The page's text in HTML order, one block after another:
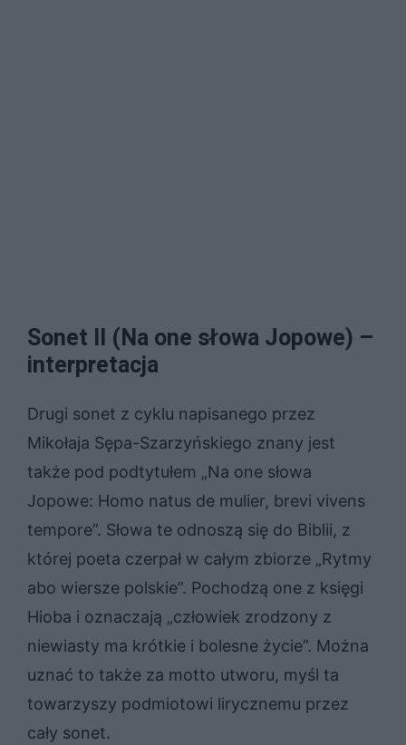
Sonet II (Na one słowa Jopowe) –
interpretacja
Drugi sonet z cyklu napisanego przez
Mikołaja Sępa-Szarzyńskiego znany jest
także pod podtytułem „Na one słowa
Jopowe: Homo natus de mulier, brevi vivens
tempore”. Słowa te odnoszą się do Biblii, z
której poeta czerpał w całym zbiorze „Rytmy
abo wiersze polskie”. Pochodzą one z księgi
Hioba i oznaczają „człowiek zrodzony z
niewiasty ma krótkie i bolesne życie”. Można
uznać to także za motto utworu, myśl ta
towarzyszy podmiotowi lirycznemu przez
cały sonet.